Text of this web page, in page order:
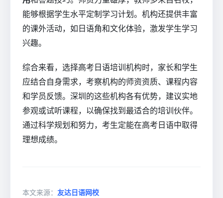
能够根据学生水平定制学习计划。机构还提供丰富
的课外活动，如日语角和文化体验，激发学生学习
兴趣。
综合来看，选择高考日语培训机构时，家长和学生
应结合自身需求，考察机构的师资资质、课程内容
和学员反馈。深圳的这些机构各有优势，建议实地
参观或试听课程，以确保找到最适合的培训伙伴。
通过科学规划和努力，考生定能在高考日语中取得
理想成绩。
本文来源： 友达日语网校